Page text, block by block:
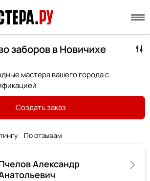
заборов в Новичихе
мастера вашего города с
Создать заказ
По отзывам
Александр